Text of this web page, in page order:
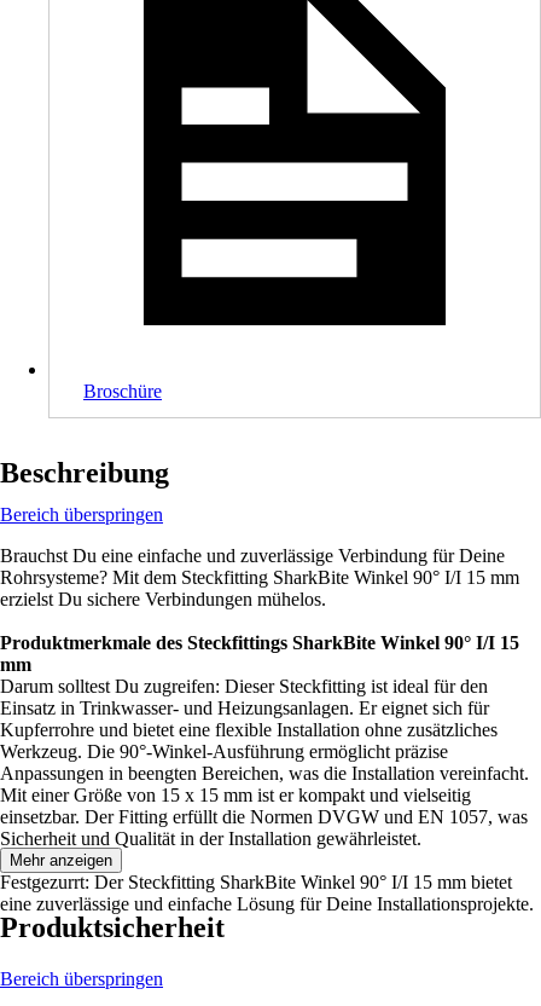
Broschüre
Beschreibung
Bereich überspringen
Brauchst Du eine einfache und zuverlässige Verbindung für Deine
Rohrsysteme? Mit dem Steckfitting SharkBite Winkel 90° I/I 15 mm
erzielst Du sichere Verbindungen mühelos.
Produktmerkmale des Steckfittings SharkBite Winkel 90° I/I 15
mm
Darum solltest Du zugreifen: Dieser Steckfitting ist ideal für den
Einsatz in Trinkwasser- und Heizungsanlagen. Er eignet sich für
Kupferrohre und bietet eine flexible Installation ohne zusätzliches
Werkzeug. Die 90°-Winkel-Ausführung ermöglicht präzise
Anpassungen in beengten Bereichen, was die Installation vereinfacht.
Mit einer Größe von 15 x 15 mm ist er kompakt und vielseitig
einsetzbar. Der Fitting erfüllt die Normen DVGW und EN 1057, was
Sicherheit und Qualität in der Installation gewährleistet.
Festgezurrt: Der Steckfitting SharkBite Winkel 90° I/I 15 mm bietet
eine zuverlässige und einfache Lösung für Deine Installationsprojekte.
Mehr anzeigen
Produktsicherheit
Bereich überspringen